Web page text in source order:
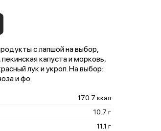
с лапшой на выбор,
капуста и морковь,
лук и укроп. На выбор:
и фо.
170.7 ккал
10.7 г
11.1 г